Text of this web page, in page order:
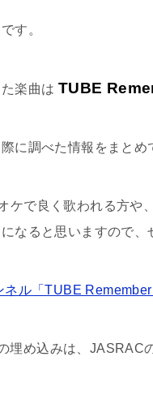
す。
楽曲は TUBE
に調べた情報をまとめ
ケで良く歌われる方
なると思いますので、
ネル「TUBE
埋め込みは、JASRAC